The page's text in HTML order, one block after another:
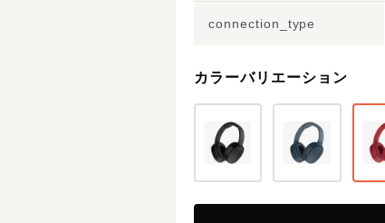
connection_type
カラーバリエーション